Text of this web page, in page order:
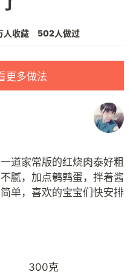
人收藏 502人做过
更多做法
道家常版的红烧肉泰好粗
腻，加点鹌鹑蛋，拌着酱
单，喜欢的宝宝们快安排
300克